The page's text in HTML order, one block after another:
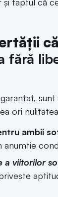
fără
ori
ambii
a viitorilor